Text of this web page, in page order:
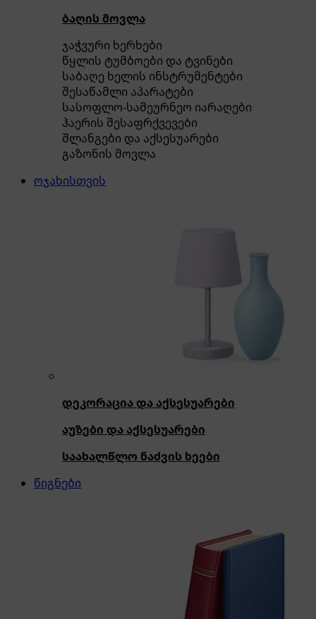
ბაღის მოვლა
ჯაჭვური ხერხები
წყლის ტუმბოები და ტვინები
საბაღე ხელის ინსტრუმენტები
შესაწამლი აპარატები
სასოფლო-სამეურნეო იარაღები
ჰაერის შესაფრქვევები
შლანგები და აქსესუარები
გაზონის მოვლა
ოჯახისთვის
დეკორაცია და აქსესუარები
აუზები და აქსესუარები
საახალწლო ნაძვის ხეები
წიგნები